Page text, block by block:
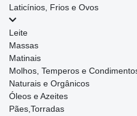
Laticínios, Frios e Ovos
Leite
Massas
Matinais
Molhos, Temperos e
Naturais e Orgânicos
Óleos e Azeites
Pães,Torradas